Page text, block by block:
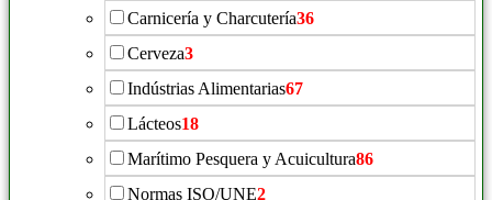
Carnicería y Charcutería36
Cerveza3
Indústrias Alimentarias67
Lácteos18
Marítimo Pesquera y Acuicultura86
Normas ISO/UNE2